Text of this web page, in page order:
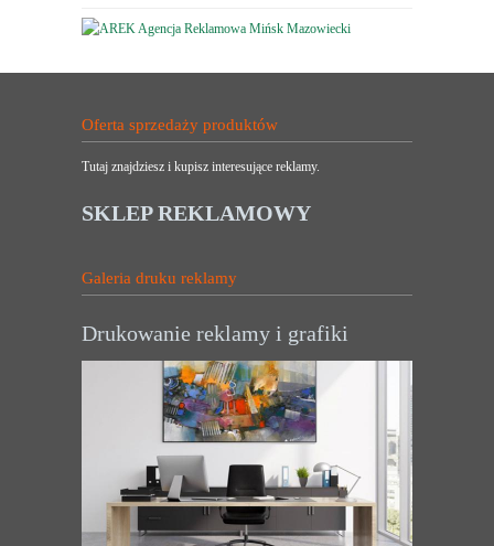
Oferta sprzedaży produktów
Tutaj znajdziesz i kupisz interesujące reklamy.
SKLEP REKLAMOWY
Galeria druku reklamy
Drukowanie reklamy i grafiki